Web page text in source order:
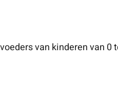
van kinderen van 0